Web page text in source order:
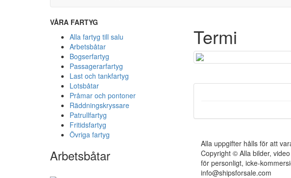
VÅRA FARTYG
Alla fartyg till salu
Arbetsbåtar
Bogserfartyg
Passagerarfartyg
Last och tankfartyg
Lotsbåtar
Pråmar och pontoner
Räddningskryssare
Patrullfartyg
Fritidsfartyg
Övriga fartyg
Arbetsbåtar
Termi
Alla uppgifter hålls för att
Copyright © Alla bilder,
för personligt, icke-
info@shipsforsale.com